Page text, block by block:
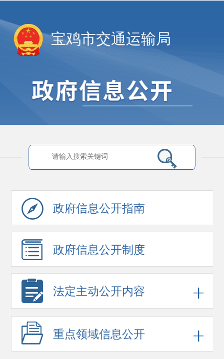
宝鸡市交通运输局
政府信息公开指南
政府信息公开制度
法定主动公开内容
重点领域信息公开